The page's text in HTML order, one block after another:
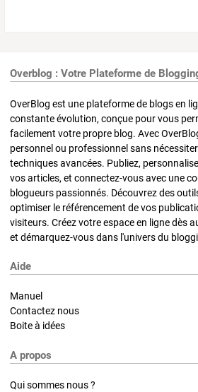
Overblog : Votre Plateforme de
OverBlog est une plateforme de blogs en
constante évolution, conçue pour vous
facilement votre propre blog. Avec
personnel ou professionnel sans
techniques avancées. Publiez,
vos articles, et connectez-vous avec une
blogueurs passionnés. Découvrez des
optimiser le référencement de vos
visiteurs. Créez votre espace en ligne dès
et démarquez-vous dans l'univers du
Aide
Manuel
Contactez nous
Boite à idées
A propos
Qui sommes nous ?